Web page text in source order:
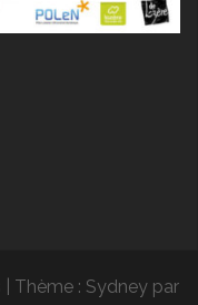
Thème : Sydney par